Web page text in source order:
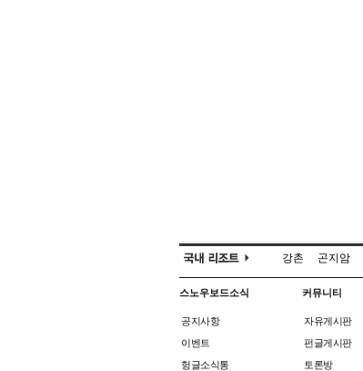
강촌 곤지암
스노우보드소식
공지사항
이벤트
헝글소식통
커뮤니티
자유게시판
펀글게시판
토론방